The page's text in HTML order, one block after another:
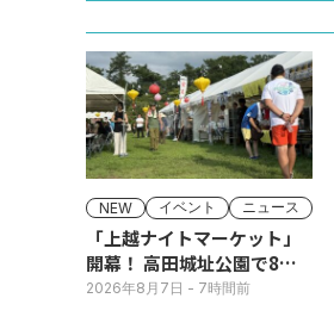
NEW イベント ニュース
「上越ナイトマーケット」
開幕！ 高田城址公園で8日
(土)まで
2026年8月7日 - 7時間前